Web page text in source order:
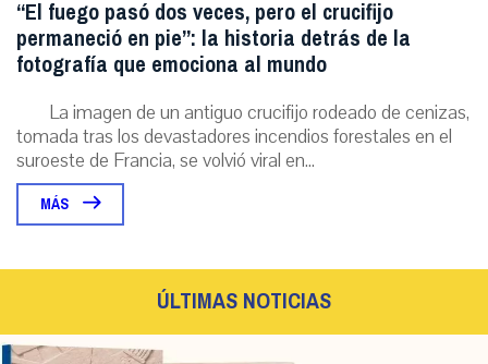
“El fuego pasó dos veces, pero el crucifijo
permaneció en pie”: la historia detrás de la
fotografía que emociona al mundo
La imagen de un antiguo crucifijo rodeado de cenizas,
tomada tras los devastadores incendios forestales en el
suroeste de Francia, se volvió viral en...
MÁS
ÚLTIMAS NOTICIAS